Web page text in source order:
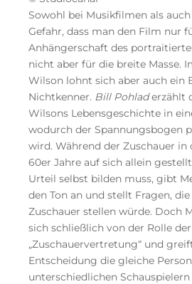
Sowohl bei Musikfilmen als
Gefahr, dass man den Film nur
Anhängerschaft des
nicht aber für die breite Masse.
Wilson lohnt sich aber auch ein
Nichtkenner. Bill Pohladerzählt
Wilsons Lebensgeschichte in
wodurch der Spannungsbogen
wird. Während der Zuschauer
60er Jahre auf sich allein
Urteil selbst bilden muss, gibt
den Ton an und stellt Fragen,
Zuschauer stellen würde. Doch
sich schließlich von der Rolle der
„Zuschauervertretung“ und
Entscheidung die gleiche
unterschiedlichen Schauspielern